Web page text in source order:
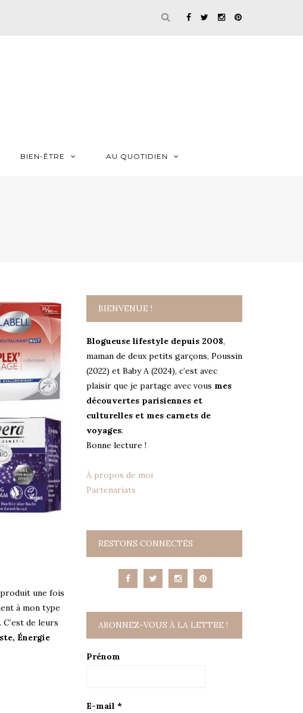
BIEN-ÊTRE AU QUOTIDIEN
une fois
à mon type
. C’est de leurs
Énergie
BIENVENUE !
Blogueuse lifestyle depuis 2008,
maman de deux petits garçons, Poussin
(2022) et Baby A (2024), c’est avec
plaisir que je partage avec vous mes
découvertes parisiennes et
culturelles et mes carnets de
voyages.
Bonne lecture !
À propos de moi
Partenariats
RESTONS CONNECTÉS
ABONNEZ-VOUS À LA LETTRE !
Prénom
E-mail *